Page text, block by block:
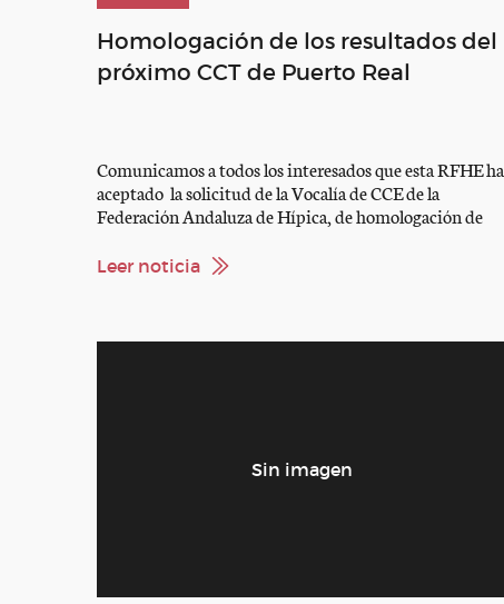
Homologación de los resultados del
próximo CCT de Puerto Real
Comunicamos a todos los interesados que esta RFHE ha
aceptado la solicitud de la Vocalía de CCE de la
Federación Andaluza de Hípica, de homologación de
de Equitación que se va a celebrar el próximo sábado día
Leer noticia